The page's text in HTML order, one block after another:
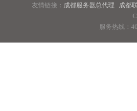
友情链接： 成都服务器总代理 成都
服务热线：